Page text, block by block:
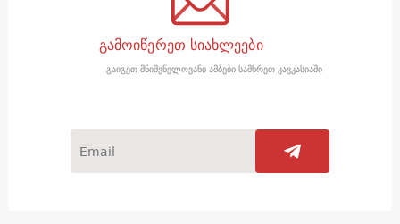
გამოიწერეთ სიახლეები
გაიგეთ მნიშვნელოვანი ამბები სამხრეთ კავკასიაში